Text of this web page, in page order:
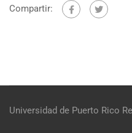
Compartir:
Universidad de Puerto Rico